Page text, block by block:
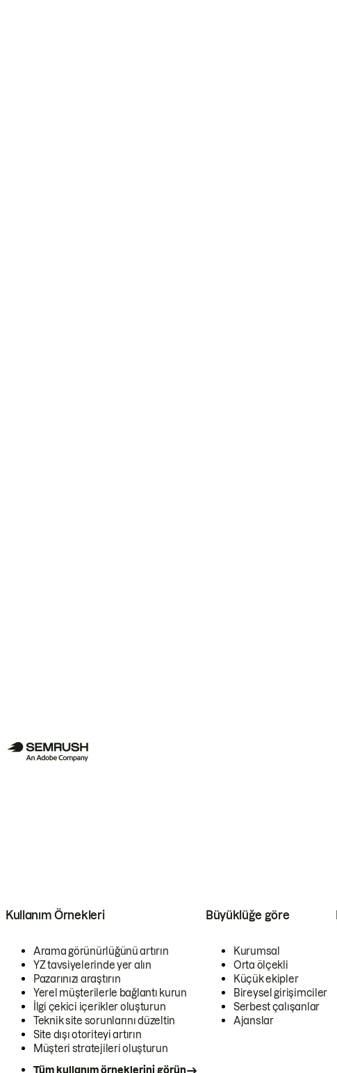
Kullanım Örnekleri
Arama görünürlüğünü artırın
YZ tavsiyelerinde yer alın
Pazarınızı araştırın
Yerel müşterilerle bağlantı kurun
İlgi çekici içerikler oluşturun
Teknik site sorunlarını düzeltin
Site dışı otoriteyi artırın
Müşteri stratejileri oluşturun
Tüm kullanım örneklerini görün
Büyüklüğe göre
Kurumsal
Orta ölçekli
Küçük ekipler
Bireysel girişimciler
Serbest çalışanlar
Ajanslar